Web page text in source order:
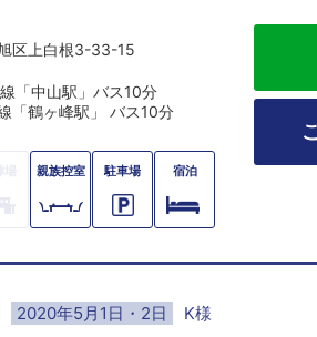
区上白根3-33-15
「中山駅」バス10分
「鶴ヶ峰駅」 バス10分
親族控室 駐車場 宿泊
2020年5月1日・2日 K様